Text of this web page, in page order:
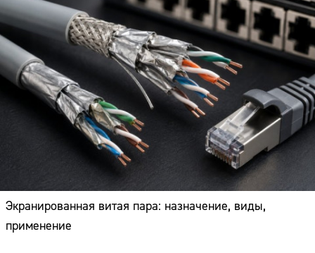
Экранированная витая пара: назначение, виды,
применение